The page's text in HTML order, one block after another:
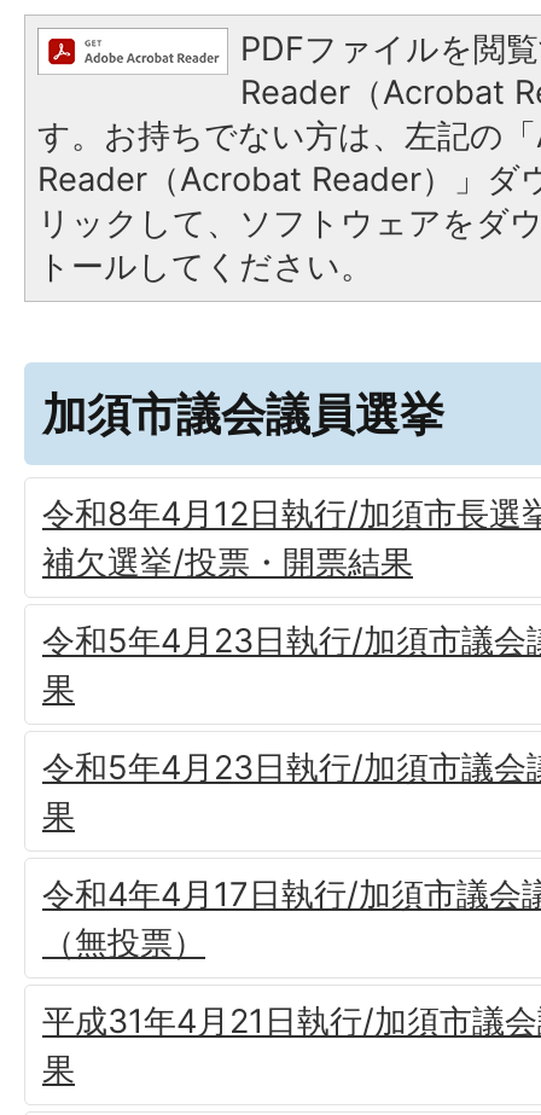
PDFファイルを閲
Reader（Acrobat
す。お持ちでない方は、左記の
Reader（Acrobat Reader）」ダ
リックして、ソフトウェアをダ
トールしてください。
加須市議会議員選挙
令和8年4月12日執行/加須市長選
補欠選挙/投票・開票結果
令和5年4月23日執行/加須市議会
果
令和5年4月23日執行/加須市議会
果
令和4年4月17日執行/加須市議会
（無投票）
平成31年4月21日執行/加須市議
果